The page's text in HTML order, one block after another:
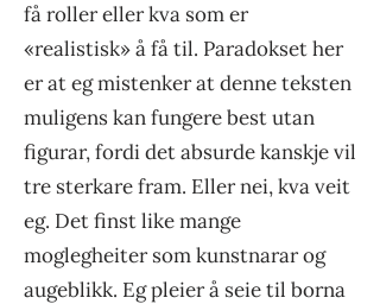
få roller eller kva som er
«realistisk» å få til. Paradokset her
er at eg mistenker at denne teksten
muligens kan fungere best utan
figurar, fordi det absurde kanskje vil
tre sterkare fram. Eller nei, kva veit
eg. Det finst like mange
moglegheiter som kunstnarar og
augeblikk. Eg pleier å seie til borna